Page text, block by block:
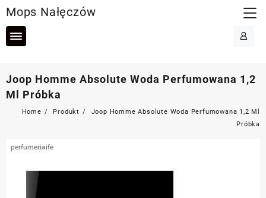
to
content
Mops Nałęczów
Joop Homme Absolute Woda Perfumowana 1,2
Ml Próbka
Home Produkt
Joop Homme Absolute Woda Perfumowana 1,2 Ml
Próbka